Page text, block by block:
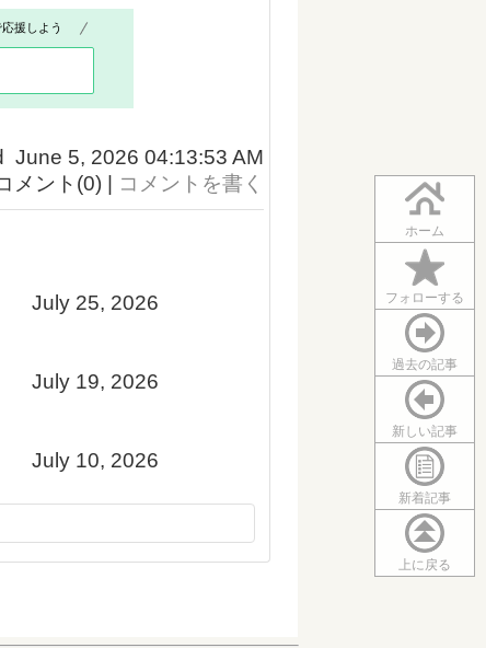
ホーム
フォローする
過去の記事
新しい記事
新着記事
上に戻る
援しよう
June 5, 2026 04:13:53 AM
メント(0) |
コメントを書く
July 25, 2026
July 19, 2026
July 10, 2026